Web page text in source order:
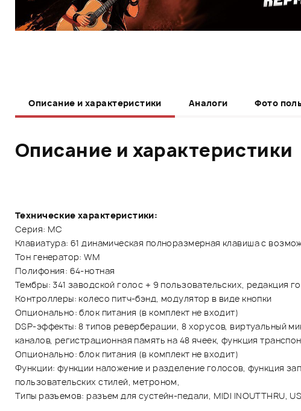
Описание и характеристики Аналоги Фото
Описание и характеристики
Технические характеристики:
Серия: MC
Клавиатура: 61 динамическая полноразмерная клавиша с
Тон генератор: WM
Полифония: 64-нотная
Тембры: 341 заводской голос + 9 пользовательских, редакция
Контроллеры: колесо питч-бэнд, модулятор в виде кнопки
Опционально: блок питания (в комплект не входит)
DSP-эффекты: 8 типов реверберации, 8 хорусов, виртуальный
каналов, регистрационная память на 48 ячеек, функция
Опционально: блок питания (в комплект не входит)
Функции: функции наложение и разделение голосов, функция
пользовательских стилей, метроном,
Типы разъемов: разъем для сустейн-педали, MIDI INOUTTHRU,